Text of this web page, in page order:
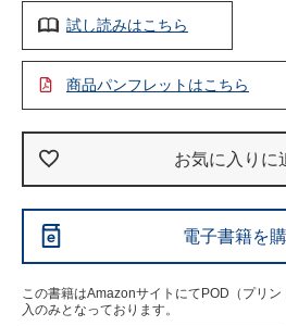
試し読みはこちら
商品パンフレットはこちら
お気に入りに
電子書籍を
この書籍はAmazonサイトにてPOD（プリ
入のみとなっております。